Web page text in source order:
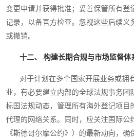
变更申请并获得批准；妥善保管所有登
记录，以备官方检查。忽视这些后续义
或撤销。
十二、 构建长期合规与市场监督体
对于计划在多个国家开展业务或拥
业，有必要建立内部的全球法规事务团
标国法规动态，管理所有海外登记项目
代理的网络关系。同时，应关注国际公
《斯德哥尔摩公约》）的最新动向，